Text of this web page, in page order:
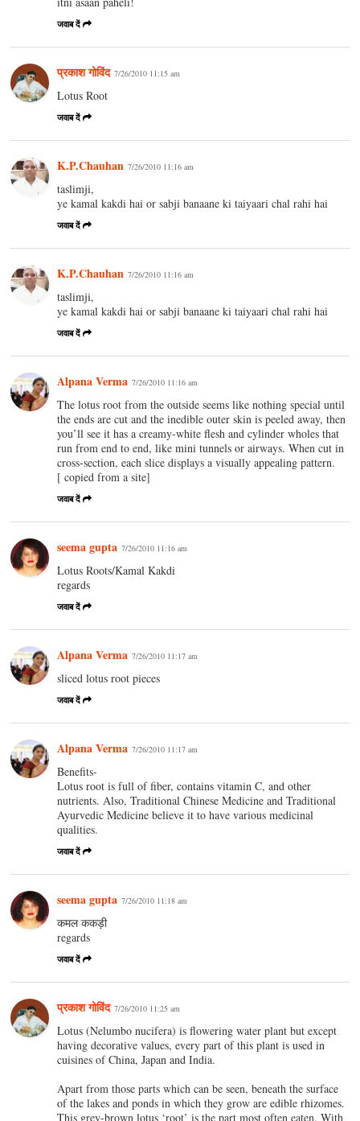
जवाब दें
प्रकाश गोविंद 7/26/2010 11:15 am
Lotus Root
जवाब दें
K.P.Chauhan 7/26/2010 11:16 am
taslimji,
ye kamal kakdi hai or sabji banaane ki taiyaari chal rahi hai
जवाब दें
K.P.Chauhan 7/26/2010 11:16 am
taslimji,
ye kamal kakdi hai or sabji banaane ki taiyaari chal rahi hai
जवाब दें
Alpana Verma 7/26/2010 11:16 am
The lotus root from the outside seems like nothing special until
the ends are cut and the inedible outer skin is peeled away, then
you’ll see it has a creamy-white flesh and cylinder wholes that
run from end to end, like mini tunnels or airways. When cut in
cross-section, each slice displays a visually appealing pattern.
[ copied from a site]
जवाब दें
seema gupta 7/26/2010 11:16 am
Lotus Roots/Kamal Kakdi
regards
जवाब दें
Alpana Verma 7/26/2010 11:17 am
sliced lotus root pieces
जवाब दें
Alpana Verma 7/26/2010 11:17 am
Benefits-
Lotus root is full of fiber, contains vitamin C, and other
nutrients. Also, Traditional Chinese Medicine and Traditional
Ayurvedic Medicine believe it to have various medicinal
qualities.
जवाब दें
seema gupta 7/26/2010 11:18 am
कमल ककड़ी
regards
जवाब दें
प्रकाश गोविंद 7/26/2010 11:25 am
Lotus (Nelumbo nucifera) is flowering water plant but except
having decorative values, every part of this plant is used in
cuisines of China, Japan and India.
Apart from those parts which can be seen, beneath the surface
of the lakes and ponds in which they grow are edible rhizomes.
This grey-brown lotus ‘root’ is the part most often eaten. With